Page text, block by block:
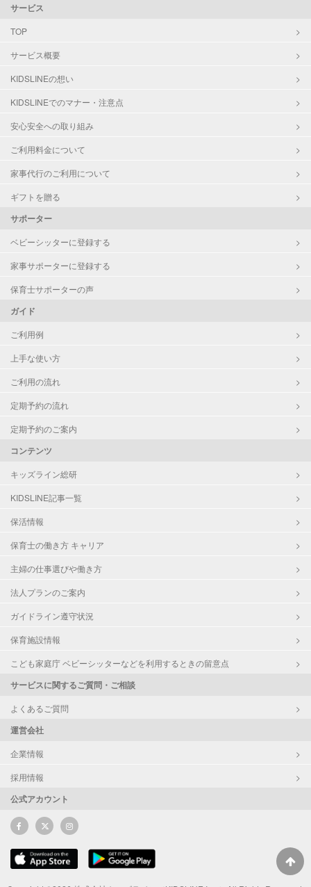
サービス
TOP
サービス概要
KIDSLINEの想い
KIDSLINEでのマナー・注意点
安心安全への取り組み
ご利用料金について
家事代行のご利用について
ギフトを贈る
サポーター
ベビーシッターに登録する
家事サポーターに登録する
保育士サポーターの声
ガイド
ご利用例
上手な使い方
ご利用の流れ
定期予約の流れ
定期予約のご案内
コンテンツ
キッズライン総研
KIDSLINE記事一覧
保活情報
保育士の働き方 キャリア
主婦の仕事選びや働き方
法人プランのご案内
ガイドライン遵守状況
保育施設情報
こども家庭庁 ベビーシッターなどを利用するときの留意点
サービスに関するご質問・ご相談
よくあるご質問
運営会社
企業情報
採用情報
公式アカウント